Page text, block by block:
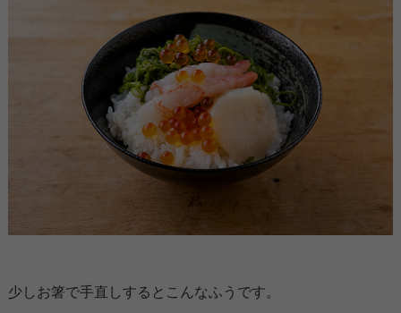
少しお箸で手直しするとこんなふうです。